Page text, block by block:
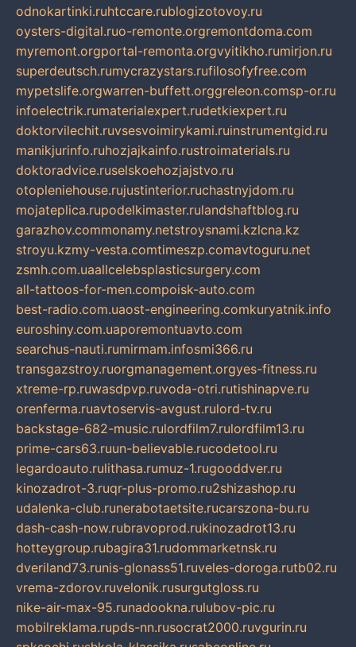
odnokartinki.ruhtccare.rublogizotovoy.ru
oysters-digital.ruo-remonte.orgremontdoma.com
myremont.orgportal-remonta.orgvyitikho.rumirjon.ru
superdeutsch.rumycrazystars.rufilosofyfree.com
mypetslife.orgwarren-buffett.orggreleon.comsp-or.ru
infoelectrik.rumaterialexpert.rudetkiexpert.ru
doktorvilechit.ruvsesvoimirykami.ruinstrumentgid.ru
manikjurinfo.ruhozjajkainfo.rustroimaterials.ru
doktoradvice.ruselskoehozjajstvo.ru
otopleniehouse.rujustinterior.ruchastnyjdom.ru
mojateplica.rupodelkimaster.rulandshaftblog.ru
garazhov.commonamy.netstroysnami.kzlcna.kz
stroyu.kzmy-vesta.comtimeszp.comavtoguru.net
zsmh.com.uaallcelebsplasticsurgery.com
all-tattoos-for-men.compoisk-auto.com
best-radio.com.uaost-engineering.comkuryatnik.info
euroshiny.com.uaporemontuavto.com
searchus-nauti.rumirmam.infosmi366.ru
transgazstroy.ruorgmanagement.orgyes-fitness.ru
xtreme-rp.ruwasdpvp.ruvoda-otri.rutishinapve.ru
orenferma.ruavtoservis-avgust.rulord-tv.ru
backstage-682-music.rulordfilm7.rulordfilm13.ru
prime-cars63.ruun-believable.rucodetool.ru
legardoauto.rulithasa.rumuz-1.rugooddver.ru
kinozadrot-3.ruqr-plus-promo.ru2shizashop.ru
udalenka-club.runerabotaetsite.rucarszona-bu.ru
dash-cash-now.rubravoprod.rukinozadrot13.ru
hotteygroup.rubagira31.rudommarketnsk.ru
dveriland73.runis-glonass51.ruveles-doroga.rutb02.ru
vrema-zdorov.ruvelonik.rusurgutgloss.ru
nike-air-max-95.runadookna.rulubov-pic.ru
mobilreklama.rupds-nn.rusocrat2000.ruvgurin.ru